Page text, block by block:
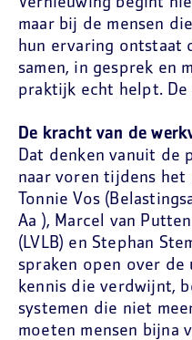
Vernieuwing begint
maar bij de mensen
hun ervaring ontstaat
samen, in gesprek en
praktijk echt helpt.
De kracht van de
Dat denken vanuit de
naar voren tijdens
Tonnie Vos
Aa ), Marcel van
(LVLB) en Stephan
spraken open over de
kennis die verdwijnt,
systemen die niet
moeten mensen bijna